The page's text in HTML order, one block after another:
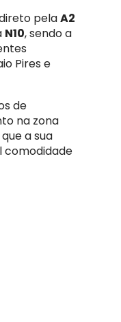
pelaA2
N10, sendo a
Pires e
de
na zona
a sua